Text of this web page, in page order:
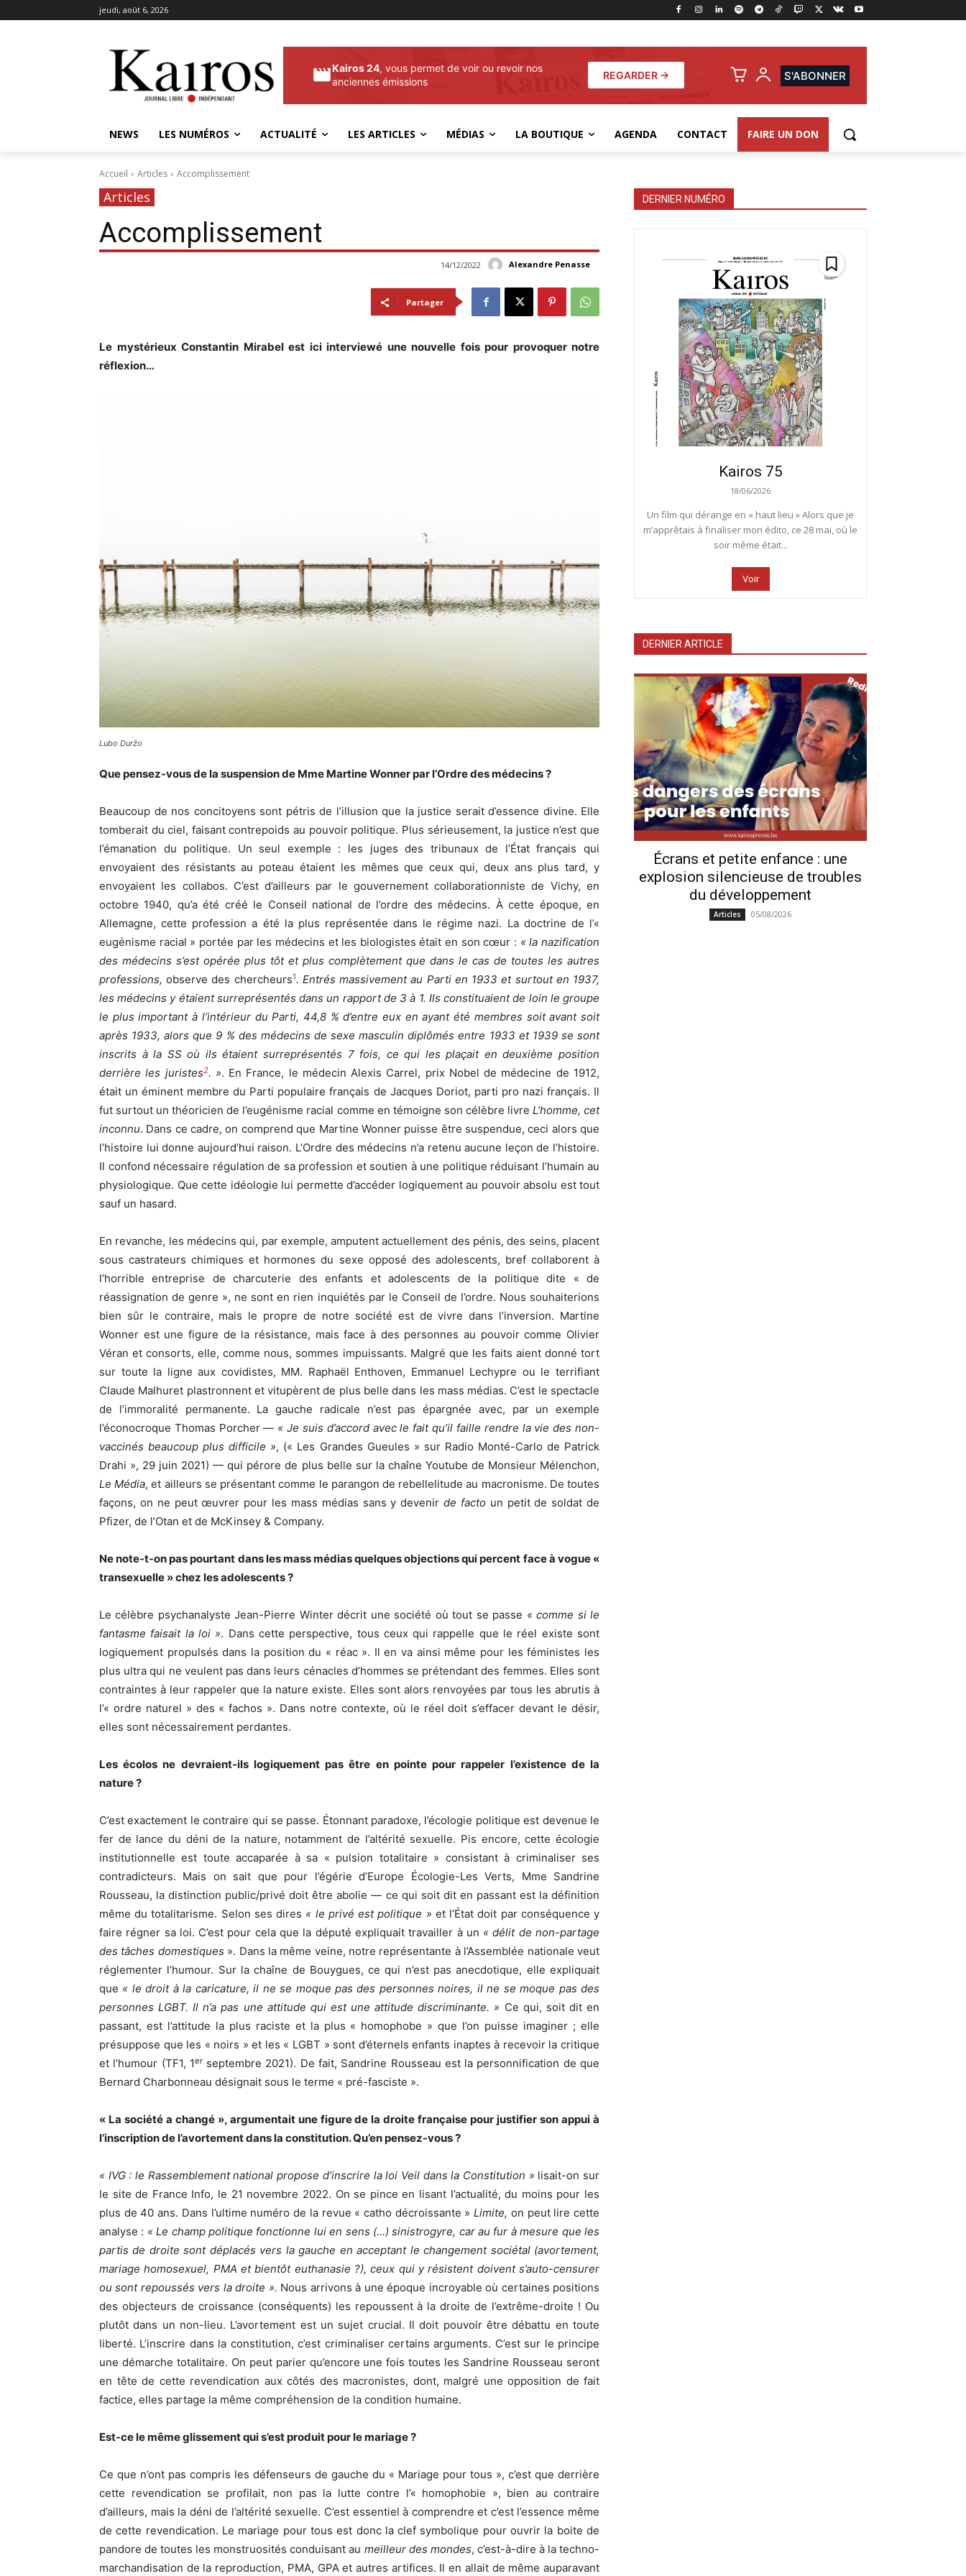
jeudi, août 6, 2026
Kairos 24, vous permet de voir ou revoir nos
anciennes émissions
REGARDER → S'ABONNER
NEWS LES NUMÉROS ACTUALITÉ LES ARTICLES MÉDIAS LA BOUTIQUE AGENDA CONTACT FAIRE UN DON
Accueil Articles Accomplissement
Articles
Accomplissement
Alexandre Penasse
14/12/2022
Partager
Le mystérieux Constantin Mirabel est ici interviewé une nouvelle fois pour provoquer notre
réflexion…
Lubo Duržo
Que pensez-vous de la suspension de Mme Martine Wonner par l’Ordre des médecins ?
Beaucoup de nos concitoyens sont pétris de l’illusion que la justice serait d’essence divine. Elle
tomberait du ciel, faisant contrepoids au pouvoir politique. Plus sérieusement, la justice n’est que
l’émanation du politique. Un seul exemple : les juges des tribunaux de l’État français qui
envoyaient des résistants au poteau étaient les mêmes que ceux qui, deux ans plus tard, y
envoyaient les collabos. C’est d’ailleurs par le gouvernement collaborationniste de Vichy, en
octobre 1940, qu’a été créé le Conseil national de l’ordre des médecins. À cette époque, en
Allemagne, cette profession a été la plus représentée dans le régime nazi. La doctrine de l’«
eugénisme racial » portée par les médecins et les biologistes était en son cœur : « la nazification
des médecins s’est opérée plus tôt et plus complètement que dans le cas de toutes les autres
professions,observe des chercheurs1. Entrés massivement au Parti en 1933 et surtout en 1937,
les médecins y étaient surreprésentés dans un rapport de 3 à 1. Ils constituaient de loin le groupe
le plus important à l’intérieur du Parti, 44,8 % d’entre eux en ayant été membres soit avant soit
après 1933, alors que 9 % des médecins de sexe masculin diplômés entre 1933 et 1939 se sont
inscrits à la SS où ils étaient surreprésentés 7 fois, ce qui les plaçait en deuxième position
derrière les juristes2. ». En France, le médecin Alexis Carrel, prix Nobel de médecine de 1912,
était un éminent membre du Parti populaire français de Jacques Doriot, parti pro nazi français. Il
fut surtout un théoricien de l’eugénisme racial comme en témoigne son célèbre livre L’homme, cet
inconnu. Dans ce cadre, on comprend que Martine Wonner puisse être suspendue, ceci alors que
l’histoire lui donne aujourd’hui raison. L’Ordre des médecins n’a retenu aucune leçon de l’histoire.
Il confond nécessaire régulation de sa profession et soutien à une politique réduisant l’humain au
physiologique. Que cette idéologie lui permette d’accéder logiquement au pouvoir absolu est tout
sauf un hasard.
En revanche, les médecins qui, par exemple, amputent actuellement des pénis, des seins, placent
sous castrateurs chimiques et hormones du sexe opposé des adolescents, bref collaborent à
l’horrible entreprise de charcuterie des enfants et adolescents de la politique dite « de
réassignation de genre », ne sont en rien inquiétés par le Conseil de l’ordre. Nous souhaiterions
bien sûr le contraire, mais le propre de notre société est de vivre dans l’inversion. Martine
Wonner est une figure de la résistance, mais face à des personnes au pouvoir comme Olivier
Véran et consorts, elle, comme nous, sommes impuissants. Malgré que les faits aient donné tort
sur toute la ligne aux covidistes, MM. Raphaël Enthoven, Emmanuel Lechypre ou le terrifiant
Claude Malhuret plastronnent et vitupèrent de plus belle dans les mass médias. C’est le spectacle
de l’immoralité permanente. La gauche radicale n’est pas épargnée avec, par un exemple
l’éconocroque Thomas Porcher — « Je suis d’accord avec le fait qu’il faille rendre la vie des non-
vaccinés beaucoup plus difficile », (« Les Grandes Gueules » sur Radio Monté-Carlo de Patrick
Drahi », 29 juin 2021) — qui pérore de plus belle sur la chaîne Youtube de Monsieur Mélenchon,
Le Média, et ailleurs se présentant comme le parangon de rebellelitude au macronisme. De toutes
façons, on ne peut œuvrer pour les mass médias sans y devenir de factoun petit de soldat de
Pfizer, de l’Otan et de McKinsey & Company.
Ne note-t-on pas pourtant dans les mass médias quelques objections qui percent face à vogue «
transexuelle » chez les adolescents ?
Le célèbre psychanalyste Jean-Pierre Winter décrit une société où tout se passe « comme si le
fantasme faisait la loi ». Dans cette perspective, tous ceux qui rappelle que le réel existe sont
logiquement propulsés dans la position du « réac ». Il en va ainsi même pour les féministes les
plus ultra qui ne veulent pas dans leurs cénacles d’hommes se prétendant des femmes. Elles sont
contraintes à leur rappeler que la nature existe. Elles sont alors renvoyées par tous les abrutis à
l’« ordre naturel » des « fachos ». Dans notre contexte, où le réel doit s’effacer devant le désir,
elles sont nécessairement perdantes.
Les écolos ne devraient-ils logiquement pas être en pointe pour rappeler l’existence de la
nature ?
C’est exactement le contraire qui se passe. Étonnant paradoxe, l’écologie politique est devenue le
fer de lance du déni de la nature, notamment de l’altérité sexuelle. Pis encore, cette écologie
institutionnelle est toute accaparée à sa « pulsion totalitaire » consistant à criminaliser ses
contradicteurs. Mais on sait que pour l’égérie d’Europe Écologie-Les Verts, Mme Sandrine
Rousseau, la distinction public/privé doit être abolie — ce qui soit dit en passant est la définition
même du totalitarisme. Selon ses dires « le privé est politique » et l’État doit par conséquence y
faire régner sa loi. C’est pour cela que la député expliquait travailler à un « délit de non-partage
des tâches domestiques ». Dans la même veine, notre représentante à l’Assemblée nationale veut
réglementer l’humour. Sur la chaîne de Bouygues, ce qui n’est pas anecdotique, elle expliquait
que « le droit à la caricature, il ne se moque pas des personnes noires, il ne se moque pas des
personnes LGBT. Il n’a pas une attitude qui est une attitude discriminante. » Ce qui, soit dit en
passant, est l’attitude la plus raciste et la plus « homophobe » que l’on puisse imaginer ; elle
présuppose que les « noirs » et les « LGBT » sont d’éternels enfants inaptes à recevoir la critique
et l’humour (TF1, 1erseptembre 2021). De fait, Sandrine Rousseau est la personnification de que
Bernard Charbonneau désignait sous le terme « pré-fasciste ».
« La société a changé », argumentait une figure de la droite française pour justifier son appui à
l’inscription de l’avortement dans la constitution. Qu’en pensez-vous ?
« IVG : le Rassemblement national propose d’inscrire la loi Veil dans la Constitution » lisait-on sur
le site de France Info, le 21 novembre 2022. On se pince en lisant l’actualité, du moins pour les
plus de 40 ans. Dans l’ultime numéro de la revue « catho décroissante »Limite, on peut lire cette
analyse : « Le champ politique fonctionne lui en sens (…) sinistrogyre, car au fur à mesure que les
partis de droite sont déplacés vers la gauche en acceptant le changement sociétal (avortement,
mariage homosexuel, PMA et bientôt euthanasie ?), ceux qui y résistent doivent s’auto-censurer
ou sont repoussés vers la droite ». Nous arrivons à une époque incroyable où certaines positions
des objecteurs de croissance (conséquents) les repoussent à la droite de l’extrême-droite ! Ou
plutôt dans un non-lieu. L’avortement est un sujet crucial. Il doit pouvoir être débattu en toute
liberté. L’inscrire dans la constitution, c’est criminaliser certains arguments. C’est sur le principe
une démarche totalitaire. On peut parier qu’encore une fois toutes les Sandrine Rousseau seront
en tête de cette revendication aux côtés des macronistes, dont, malgré une opposition de fait
factice, elles partage la même compréhension de la condition humaine.
Est-ce le même glissement qui s’est produit pour le mariage ?
Ce que n’ont pas compris les défenseurs de gauche du « Mariage pour tous », c’est que derrière
cette revendication se profilait, non pas la lutte contre l’« homophobie », bien au contraire
d’ailleurs, mais la déni de l’altérité sexuelle. C’est essentiel à comprendre et c’est l’essence même
de cette revendication. Le mariage pour tous est donc la clef symbolique pour ouvrir la boite de
pandore de toutes les monstruosités conduisant au meilleur des mondes, c’est-à-dire à la techno-
marchandisation de la reproduction, PMA, GPA et autres artifices. Il en allait de même auparavant
DERNIER NUMÉRO
Kairos 75
18/06/2026
Un film qui dérange en « haut lieu » Alors que je
m’apprêtais à finaliser mon édito, ce 28 mai, où le
soir même était...
Voir
DERNIER ARTICLE
Écrans et petite enfance : une
explosion silencieuse de troubles
du développement
Articles 05/08/2026